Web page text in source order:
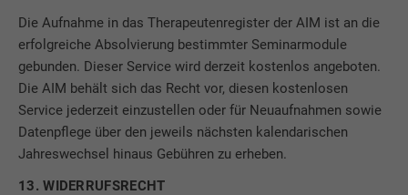
Die Aufnahme in das Therapeutenregister der AIM ist an die
erfolgreiche Absolvierung bestimmter Seminarmodule
gebunden. Dieser Service wird derzeit kostenlos angeboten.
Die AIM behält sich das Recht vor, diesen kostenlosen
Service jederzeit einzustellen oder für Neuaufnahmen sowie
Datenpflege über den jeweils nächsten kalendarischen
Jahreswechsel hinaus Gebühren zu erheben.
13. WIDERRUFSRECHT